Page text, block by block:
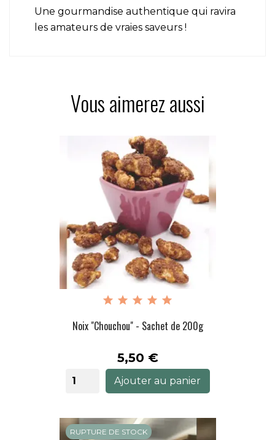
Une gourmandise authentique qui ravira
les amateurs de vraies saveurs !
Vous aimerez aussi
Noix "Chouchou" - Sachet de 200g
Prix
5,50 €
Ajouter au panier
RUPTURE DE STOCK